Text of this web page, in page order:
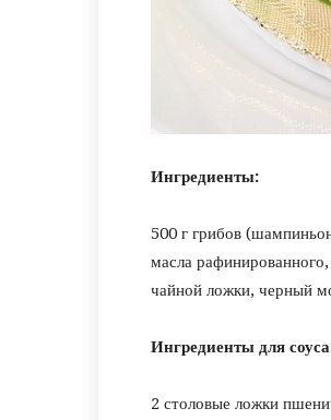
Ингредиенты:
500 г грибов
масла
чайной ложки, черный
Ингредиенты для
2 столовые ложки